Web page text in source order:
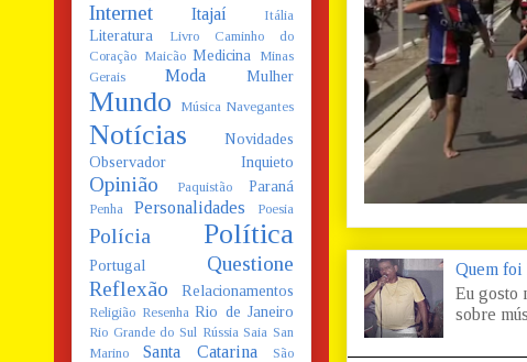
Quem
Eu gosto
sobre
Internet Itajaí Itália
Literatura
Livro Caminho do
Coração Maicão Medicina
Minas
Gerais
Moda Mulher
Mundo Música Navegantes
Notícias
Novidades
Observador Inquieto
Opinião Paquistão Paraná
Penha Personalidades Poesia
Polícia Política
Portugal
Questione
Reflexão
Relacionamentos
Religião Resenha Rio de Janeiro
Rio Grande do Sul Rússia Saia San
Marino
Santa Catarina
São